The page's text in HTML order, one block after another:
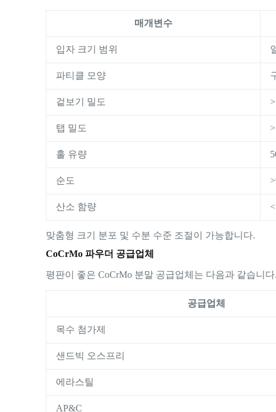
매개변수
입자 크기 범위
파티클 모양
겉보기 밀도
탭 밀도
홀 유량
순도
산소 함량
맞춤형 크기 분포 및 수분 수준 조절이 가능합니다.
CoCrMo 파우더 공급업체
평판이 좋은 CoCrMo 분말 공급업체는 다음과 같습니다.
공급업체
목수 첨가제
샌드빅 오스프리
에라스틸
AP&C